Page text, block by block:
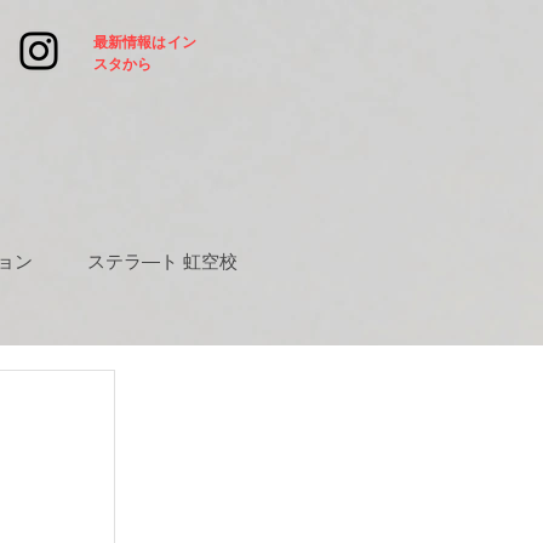
​最新情報はイン
スタから
ン ステラ―ト 虹空校